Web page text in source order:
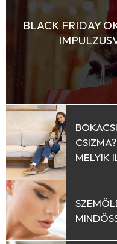
BLACK FRIDAY
MELYIK